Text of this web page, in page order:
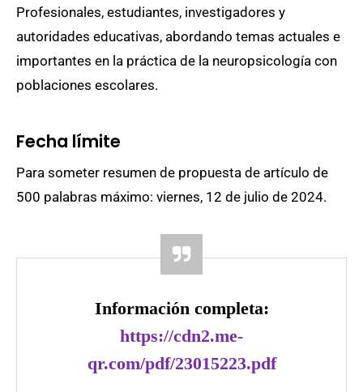
Profesionales, estudiantes, investigadores y
autoridades educativas, abordando temas actuales e
importantes en la práctica de la neuropsicología con
poblaciones escolares.
Fecha límite
Para someter resumen de propuesta de artículo de
500 palabras máximo: viernes, 12 de julio de 2024.
Información completa:
https://cdn2.me-
qr.com/pdf/23015223.pdf